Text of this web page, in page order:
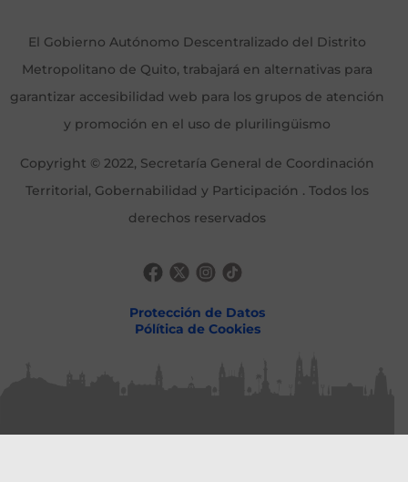
El Gobierno Autónomo Descentralizado del Distrito
Metropolitano de Quito, trabajará en alternativas para
garantizar accesibilidad web para los grupos de atención
y promoción en el uso de plurilingüismo
Copyright © 2022, Secretaría General de Coordinación
Territorial, Gobernabilidad y Participación . Todos los
derechos reservados
Protección de Datos
Pólítica de Cookies